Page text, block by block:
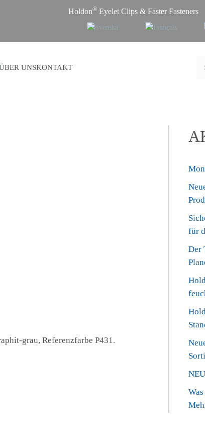
Holdon® Eyelet Clips & Faster Fasteners
UNSKONTAKT
grau, Referenzfarbe P431.
für
Der